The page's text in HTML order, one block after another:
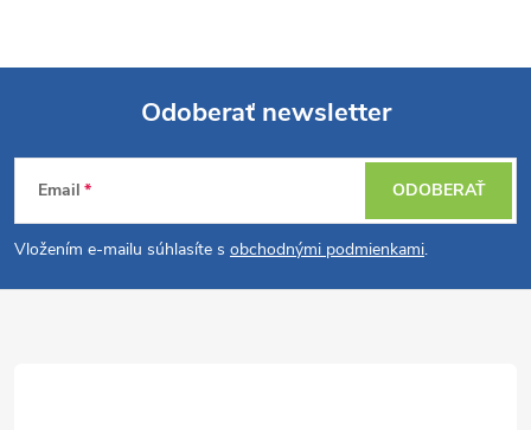
Z
á
p
Odoberať newsletter
Email
Vložením e-mailu súhlasíte s obchodnými podmienkami.
ODOBERAŤ